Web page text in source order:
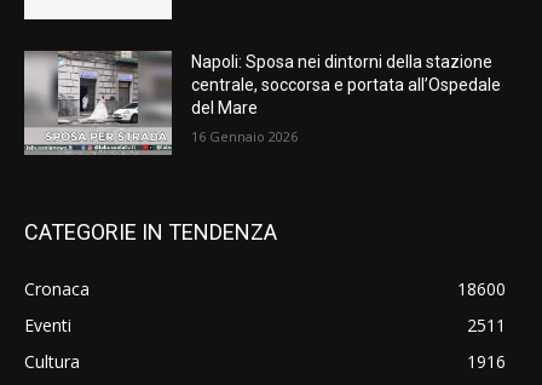
Napoli: Sposa nei dintorni della stazione
centrale, soccorsa e portata all’Ospedale
del Mare
16 Gennaio 2026
CATEGORIE IN TENDENZA
Cronaca
18600
Eventi
2511
Cultura
1916